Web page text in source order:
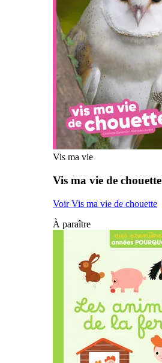
Vis ma vie
Vis ma vie de chouette
Voir Vis ma vie de chouette
À paraître